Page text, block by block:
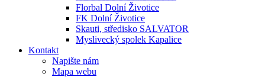
Florbal Dolní Životice
FK Dolní Životice
Skauti, středisko SALVATOR
Myslivecký spolek Kapalice
Kontakt
Napište nám
Mapa webu